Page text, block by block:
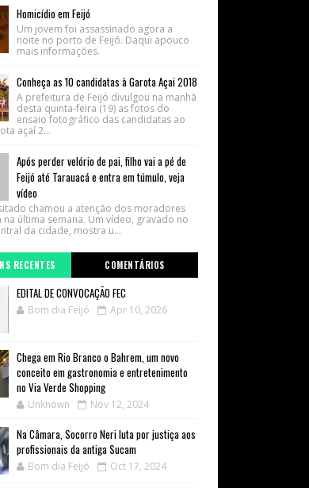
Homicídio em Feijó
Um jovem foi assassinado agora a
noite no porto de Feijó. Daqui apouco
mais informações.
Conheça as 10 candidatas à Garota Açai 2018
A prefeitura de Feijó divulgou na manhã
desta quinta-feira (19) as fotos do
ensaio fotográfico das candidatas ao
açaí 2...
Após perder velório de pai, filho vai a pé de
Feijó até Tarauacá e entra em túmulo, veja
vídeo
chamou a atenção dos moradores
na última semana. Um vídeo, gravado no
da cidade, mostra u...
RECENTES COMENTÁRIOS
EDITAL DE CONVOCAÇÃO FEC
Bom dia Feijó Apr 10, 2026
Chega em Rio Branco o Bahrem, um novo
conceito em gastronomia e entretenimento
no Via Verde Shopping
Unknown Nov 12, 2024
Na Câmara, Socorro Neri luta por justiça aos
profissionais da antiga Sucam
Bom dia Feijó Oct 17, 2024